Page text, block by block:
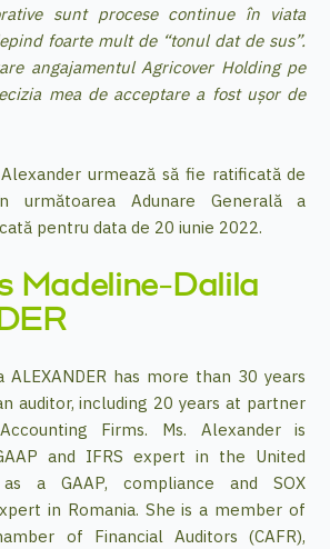
sunt procese continue în viata
foarte mult de “tonul dat de sus”.
angajamentul Agricover Holding pe
mea de acceptare a fost ușor de
urmează să fie ratificată de
următoarea Adunare Generală a
pentru data de 20 iunie 2022.
Madeline-Dalila
ALEXANDER has more than 30 years
auditor, including 20 years at partner
Firms. Ms. Alexander is
and IFRS expert in the United
a GAAP, compliance and SOX
in Romania. She is a member of
of Financial Auditors (CAFR),